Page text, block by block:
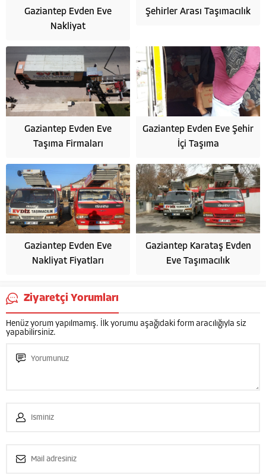
Gaziantep Evden Eve
Nakliyat
Şehirler Arası Taşımacılık
Gaziantep Evden Eve
Taşıma Firmaları
Gaziantep Evden Eve Şehir
İçi Taşıma
Gaziantep Evden Eve
Nakliyat Fiyatları
Gaziantep Karataş Evden
Eve Taşımacılık
Ziyaretçi Yorumları
Henüz yorum yapılmamış. İlk yorumu aşağıdaki form aracılığıyla siz
yapabilirsiniz.